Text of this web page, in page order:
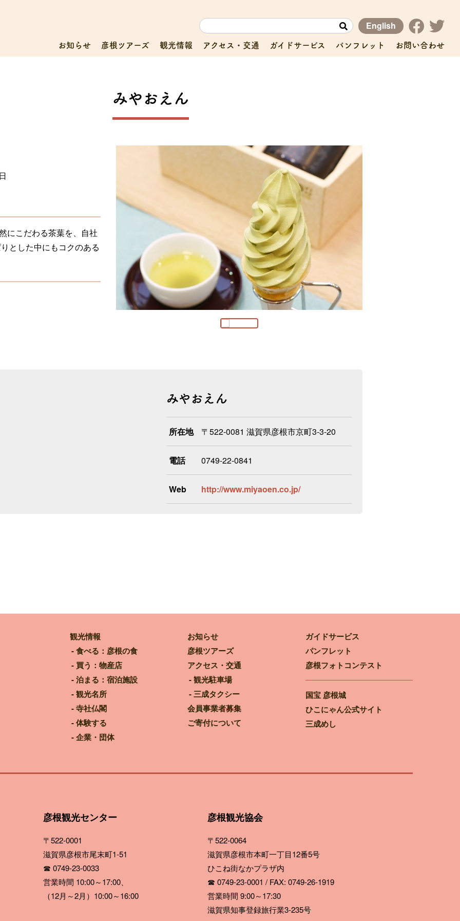
English
お知らせ 彦根ツアーズ 観光情報 アクセス・交通 ガイドサービス パンフレット お問い合わせ
みやおえん
にこだわる茶葉を、自社
とした中にもコクのある
みやおえん
所在地 〒522-0081 滋賀県彦根市京町3-3-20
電話 0749-22-0841
Web http://www.miyaoen.co.jp/
観光情報
食べる：彦根の食
買う：物産店
泊まる：宿泊施設
観光名所
寺社仏閣
体験する
企業・団体
お知らせ
彦根ツアーズ
アクセス・交通
観光駐車場
三成タクシー
会員事業者募集
ご寄付について
ガイドサービス
パンフレット
彦根フォトコンテスト
国宝 彦根城
ひこにゃん公式サイト
三成めし
彦根観光センター
〒522-0001
滋賀県彦根市尾末町1-51
☎ 0749-23-0033
営業時間 10:00～17:00、
（12月～2月）10:00～16:00
彦根観光協会
〒522-0064
滋賀県彦根市本町一丁目12番5号
ひこね街なかプラザ内
☎ 0749-23-0001 / FAX: 0749-26-1919
営業時間 9:00～17:30
滋賀県知事登録旅行業3-235号